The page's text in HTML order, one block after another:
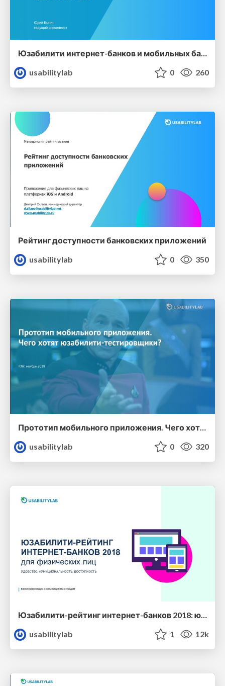
usabilitylab
0 260
Рейтинг доступности банковских приложений
usabilitylab
0 350
Прототип мобильного приложения. Чего хотят юзабилити-тестировщики?
usabilitylab
0 320
Юзабилити-рейтинг интернет-банков 2018: юзабилити, функциональность, доступность
usabilitylab
1 12k